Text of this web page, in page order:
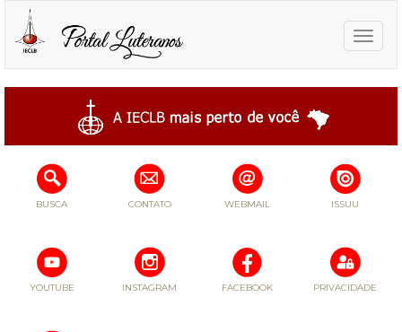
Toggle
BUSCA CONTATO WEBMAIL ISSUU
YOUTUBE INSTAGRAM FACEBOOK PRIVACIDADE